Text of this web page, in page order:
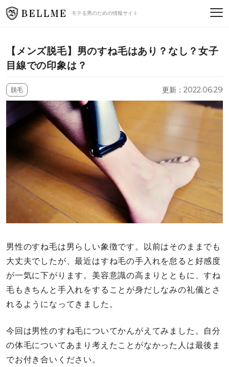
モテる男のための情報サイト
【メンズ脱毛】男のすね毛はあり？なし？女子
目線での印象は？
脱毛 更新：2022.06.29
男性のすね毛は男らしい象徴です。以前はそのままでも
大丈夫でしたが、最近はすね毛の手入れを怠ると好感度
が一気に下がります。美容意識の高まりとともに、すね
毛もきちんと手入れをすることが身だしなみの礼儀とさ
れるようになってきました。
今回は男性のすね毛についてかんがえてみました。自分
の体毛についてあまり考えたことがなかった人は最後ま
でお付き合いください。